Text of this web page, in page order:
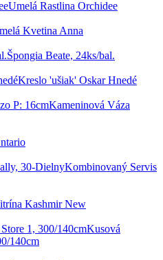
Umelá Rastlina Orchidee
Kvetina Anna
Špongia Beate, 24ks/bal.
Kreslo 'ušiak' Oskar Hnedé
Kameninová Váza
Kombinovaný Servis
Kashmir New
Kusová
140cm